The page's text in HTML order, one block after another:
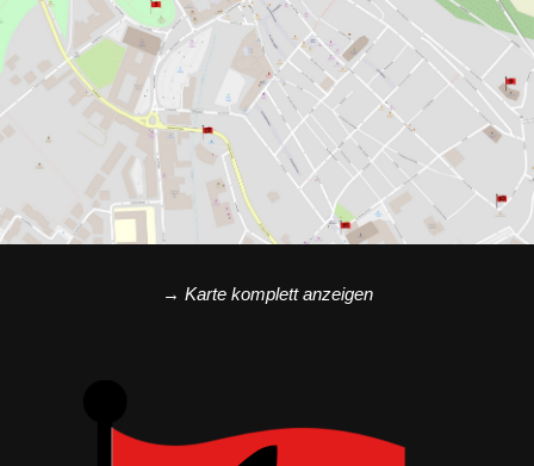
→ Karte komplett anzeigen